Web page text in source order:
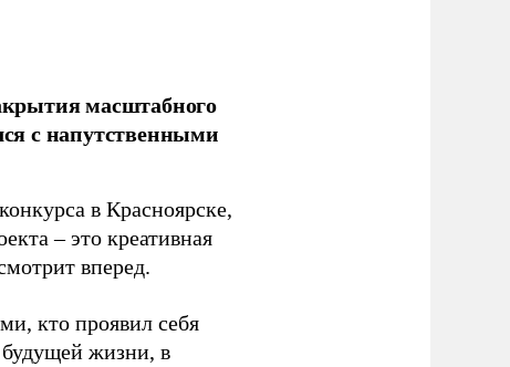
масштабного
с напутственными
в Красноярске,
– это креативная
вперед.
кто проявил себя
жизни, в